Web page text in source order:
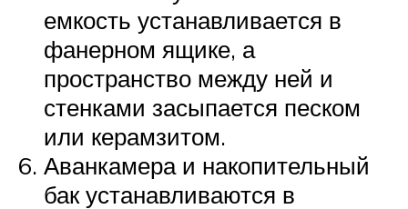
емкость устанавливается в
фанерном ящике, а
пространство между ней и
стенками засыпается песком
или керамзитом.
Аванкамера и накопительный
бак устанавливаются в